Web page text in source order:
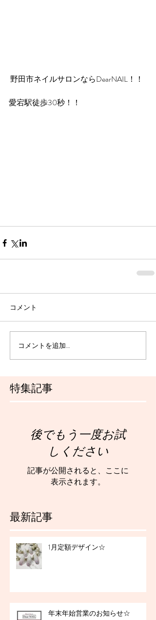
特集記事
最新記事
野田市ネイルサロンならDearNAIL！！
愛宕駅徒歩30秒！！
コメント
コメントを追加…
後でもう一度お試
しください
記事が公開されると、ここに
表示されます。
1月定額デザイン☆
年末年始営業のお知らせ☆